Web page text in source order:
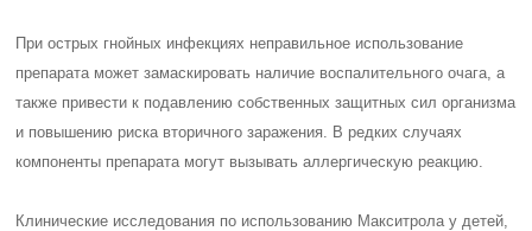
При острых гнойных инфекциях неправильное использование
препарата может замаскировать наличие воспалительного очага, а
также привести к подавлению собственных защитных сил организма
и повышению риска вторичного заражения. В редких случаях
компоненты препарата могут вызывать аллергическую реакцию.
Клинические исследования по использованию Макситрола у детей,